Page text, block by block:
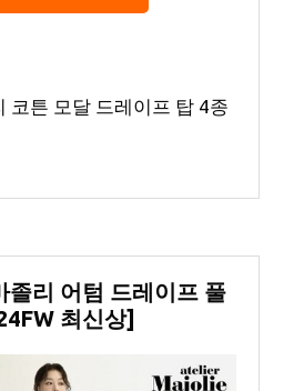
코튼 모달 드레이프 탑 4종
졸리 어텀 드레이프 풀
최신상]